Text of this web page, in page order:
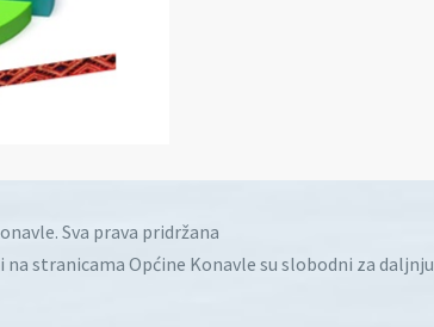
Sva prava pridržana
stranicama Općine Konavle su slobodni za daljnju